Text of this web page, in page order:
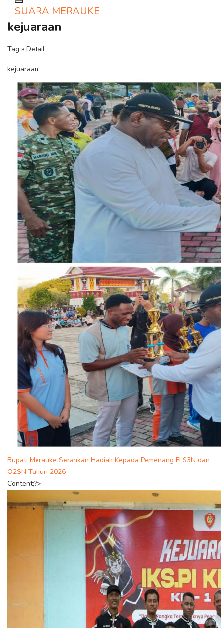
Toggle navigation
SUARA MERAUKE
kejuaraan
Tag » Detail
kejuaraan
Bupati Merauke Serahkan Hadiah Kepada Pemenang FLS3N dan
O2SN Tahun 2026
Content;?>